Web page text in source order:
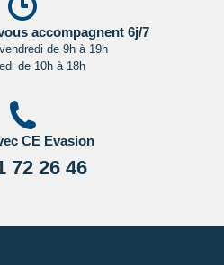
accompagnent 6j/7
de 9h à 19h
de 10h à 18h
CE Evasion
72 26 46